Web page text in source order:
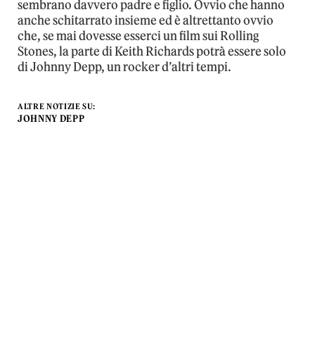
sembrano davvero padre e figlio. Ovvio che hanno
anche schitarrato insieme ed è altrettanto ovvio
che, se mai dovesse esserci un film sui Rolling
Stones, la parte di Keith Richards potrà essere solo
di Johnny Depp, un rocker d’altri tempi.
ALTRE NOTIZIE SU:
JOHNNY DEPP